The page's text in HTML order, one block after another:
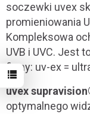
soczewki uvex
promieniowania
Kompleksowa
UVB i UVC. Jest
firmy: uv-ex =
uvex
optymalnego